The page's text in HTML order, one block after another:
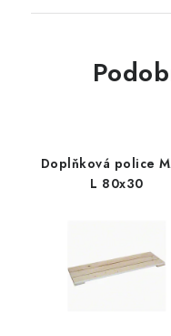
Doplňková police
L 80x30